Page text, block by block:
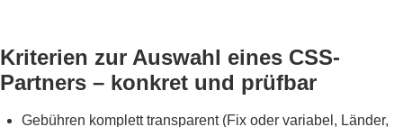
Kriterien zur Auswahl eines CSS-
Partners – konkret und prüfbar
Gebühren komplett transparent (Fix oder variabel, Länder,